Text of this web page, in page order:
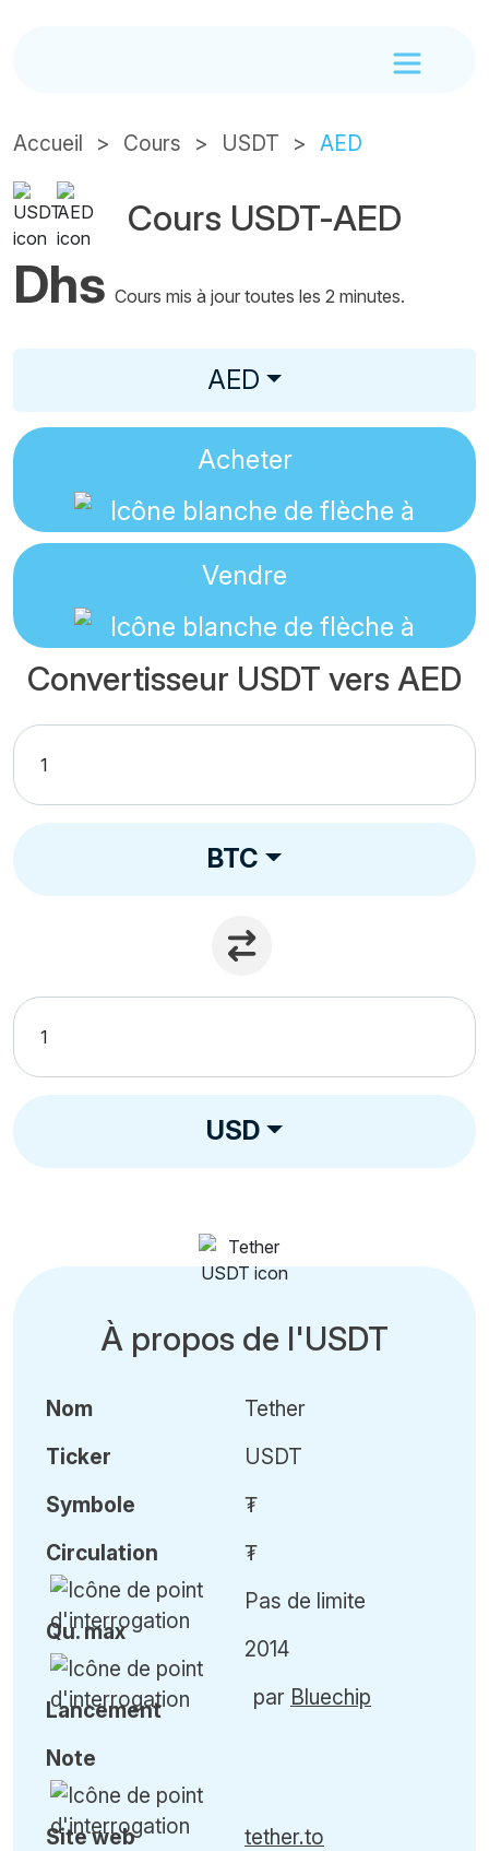
Accueil Cours USDT AED
Cours USDT-AED
Dhs Cours mis à jour toutes les 2 minutes.
AED
Acheter
Vendre
Convertisseur USDT vers AED
BTC
USD
À propos de l'USDT
Nom
Ticker
Symbole
Circulation
Qu.max
Lancement
Note
Tether
USDT
₮
₮
Pas de limite
2014
par Bluechip
Site web
tether.to